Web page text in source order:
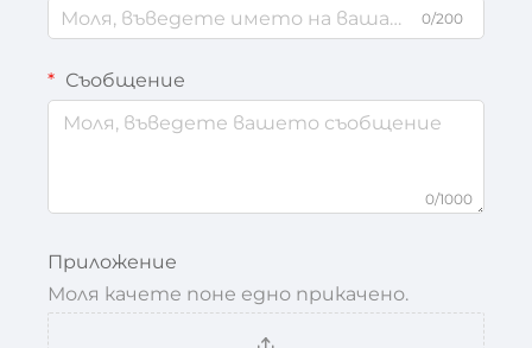
0/200
Съобщение
0/1000
Приложение
Моля качете поне едно прикачено.